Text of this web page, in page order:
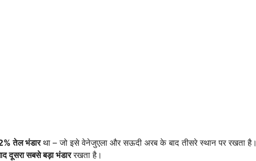
तेल भंडारथा – जो इसे वेनेजुएला और सऊदी अरब के बाद तीसरे स्थान पर रखता है।
दूसरा सबसे बड़ा भंडाररखता है।